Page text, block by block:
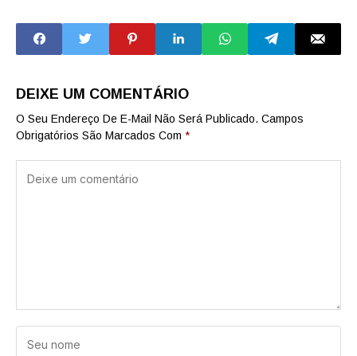
MUNDIAL COM
NETANYAHU
[ISRAEL]
DEIXE UM COMENTÁRIO
O Seu Endereço De E-Mail Não Será Publicado. Campos
Obrigatórios São Marcados Com *